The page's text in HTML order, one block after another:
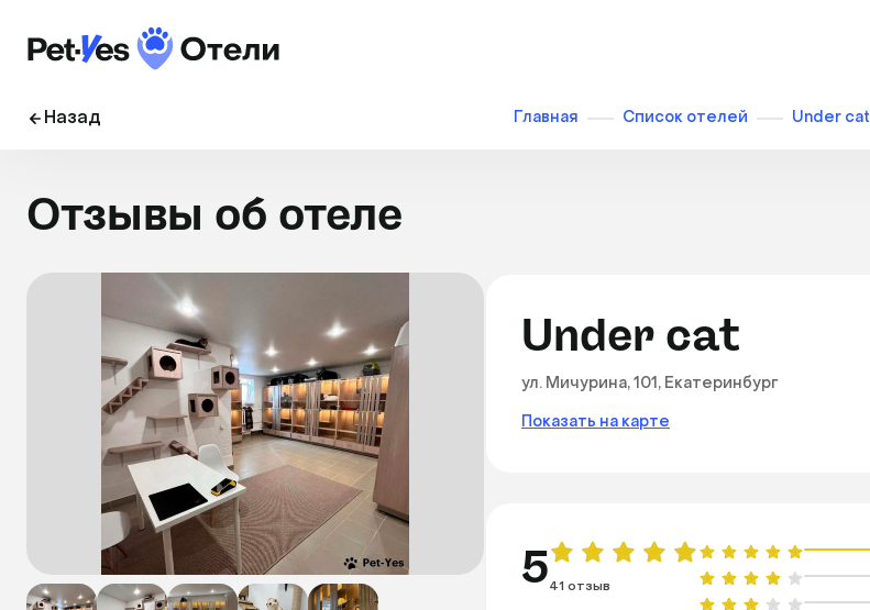
Назад Главная Список отелей Under cat
Отзывы об отеле
Under cat
ул. Мичурина, 101, Екатеринбург
Показать на карте
541 отзыв